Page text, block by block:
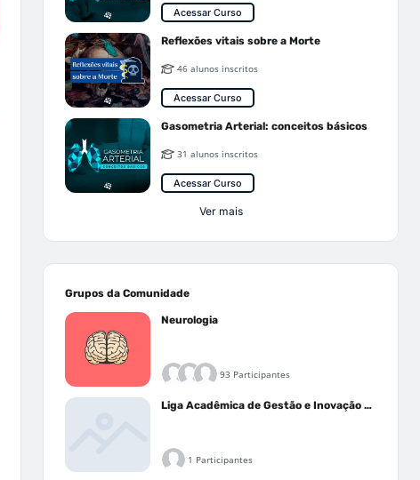
Acessar Curso
Reflexões vitais sobre a Morte
46 alunos inscritos
Acessar Curso
Gasometria Arterial: conceitos básicos
31 alunos inscritos
Acessar Curso
Ver mais
Grupos da Comunidade
Neurologia
93 Participantes
Liga Acadêmica de Gestão e Inovação Médica - LAGIM
1 Participantes